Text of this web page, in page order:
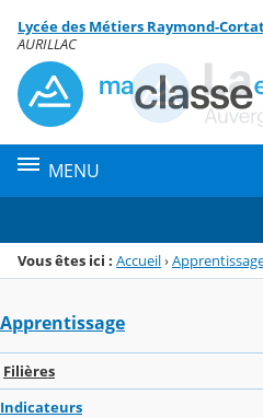
Menu de la rubrique
Contenu
Lycée des Métiers Raymond-
AURILLAC
MENU
Vous êtes ici : Accueil›
Apprentissage
Filières
Indicateurs